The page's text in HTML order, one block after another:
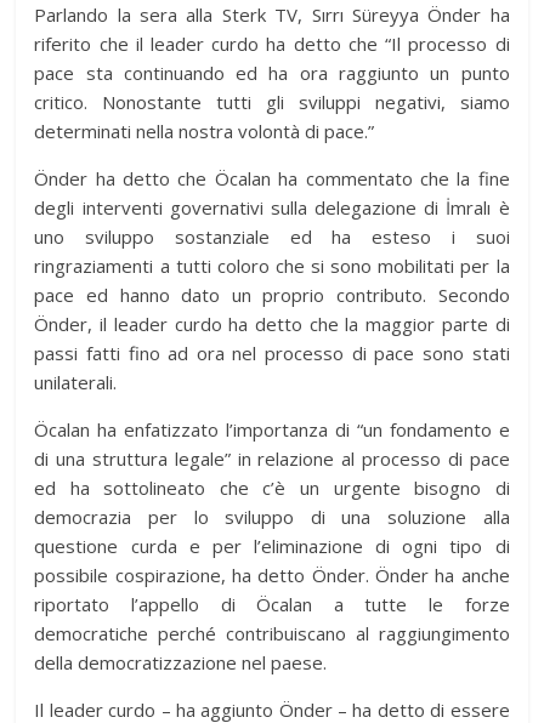
Parlando la sera alla Sterk TV, Sırrı Süreyya Önder ha
riferito che il leader curdo ha detto che “Il processo di
pace sta continuando ed ha ora raggiunto un punto
critico. Nonostante tutti gli sviluppi negativi, siamo
determinati nella nostra volontà di pace.”
Önder ha detto che Öcalan ha commentato che la fine
degli interventi governativi sulla delegazione di İmralı è
uno sviluppo sostanziale ed ha esteso i suoi
ringraziamenti a tutti coloro che si sono mobilitati per la
pace ed hanno dato un proprio contributo. Secondo
Önder, il leader curdo ha detto che la maggior parte di
passi fatti fino ad ora nel processo di pace sono stati
unilaterali.
Öcalan ha enfatizzato l’importanza di “un fondamento e
di una struttura legale” in relazione al processo di pace
ed ha sottolineato che c’è un urgente bisogno di
democrazia per lo sviluppo di una soluzione alla
questione curda e per l’eliminazione di ogni tipo di
possibile cospirazione, ha detto Önder. Önder ha anche
riportato l’appello di Öcalan a tutte le forze
democratiche perché contribuiscano al raggiungimento
della democratizzazione nel paese.
Il leader curdo – ha aggiunto Önder – ha detto di essere